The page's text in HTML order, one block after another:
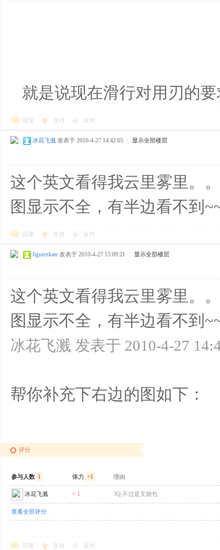
就是说现在滑行对用刃的
回复 支持 反对
冰花飞溅 发表于 2010-4-27 14:42:05 显示全部楼层
这个英文看得我云里雾里。
图显示不全，有半边看不到
回复 支持 反对
figureskate 发表于 2010-4-27 15:09:21 显示全部楼层
这个英文看得我云里雾里。
图显示不全，有半边看不到
冰花飞溅 发表于 2010-4-27
帮你补充下右边的图如下：
评分
参与人数 1 体力 +1 理由
冰花飞溅 + 1 3Q,不过是叉烧包
查看全部评分
回复 支持 反对